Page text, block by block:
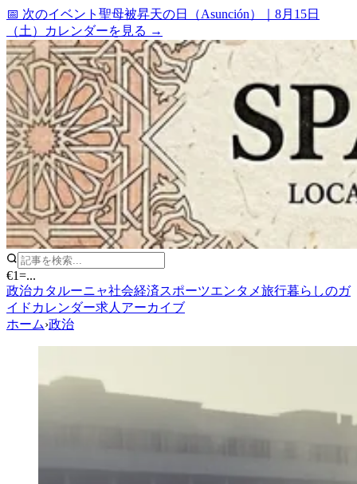
📅 次のイベント 聖母被昇天の日（Asunción）
8月15日
（土）
カレンダーを見る →
€1=...
政治カタルーニャ社会経済スポーツエンタメ旅行暮らしのガ
イド カレンダー求人 アーカイブ
ホーム›政治